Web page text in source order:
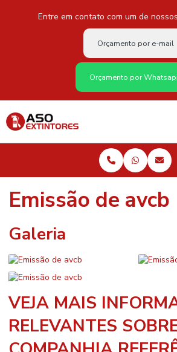
Entre em contato com um de
Orçamento por e-mail
Orçamento por
Emissão de avcb
Galeria
VEJA MAIS
RELEVANTES